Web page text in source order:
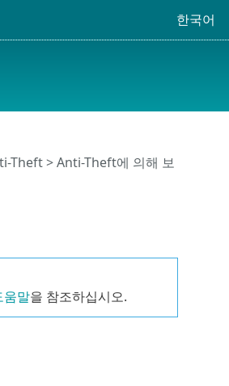
한국어
Theft>Anti-Theft에 의해 보
움말을 참조하십시오.